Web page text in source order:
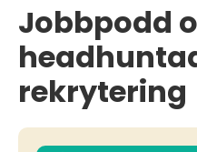
Jobbpodd
rekrytering